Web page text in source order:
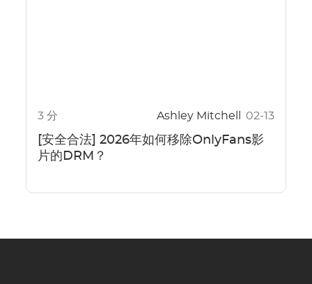
3 分 Ashley Mitchell 02-13
[安全合法] 2026年如何移除OnlyFans影
片的DRM？